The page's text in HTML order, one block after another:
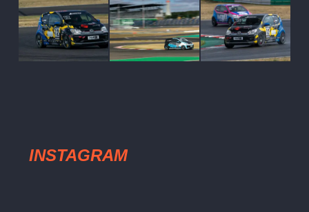
INSTAGRAM